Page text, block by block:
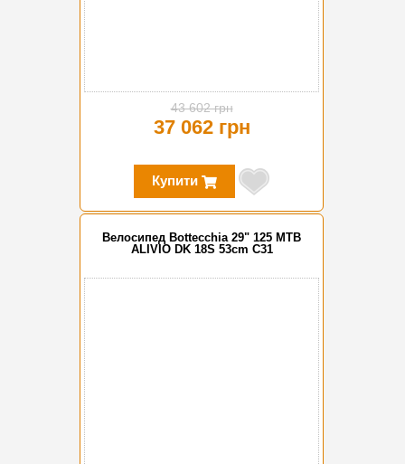
43 602 грн
37 062 грн
Купити
Велосипед Bottecchia 29" 125 MTB
ALIVIO DK 18S 53cm C31